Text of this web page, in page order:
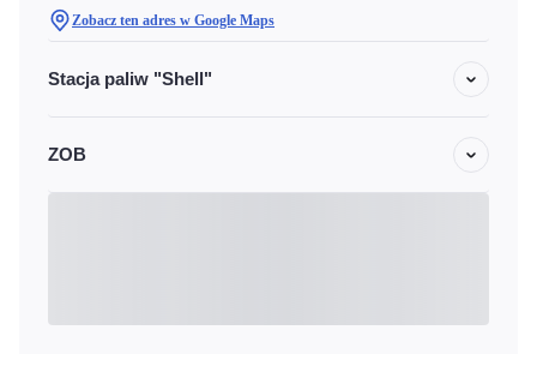
Zobacz ten adres w Google Maps
Stacja paliw "Shell"
ZOB